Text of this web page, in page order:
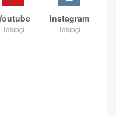
Takipçi
Instagram
Takipçi